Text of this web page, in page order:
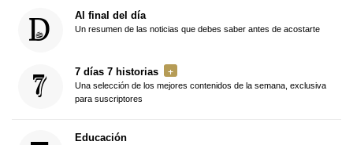
Al final del día
Un resumen de las noticias que debes saber antes de acostarte
7 días 7 historias
Una selección de los mejores contenidos de la semana, exclusiva
para suscriptores
Educación